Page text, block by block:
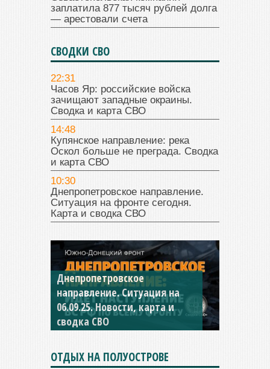
заплатила 877 тысяч рублей долга
— арестовали счета
СВОДКИ СВО
22:31
Часов Яр: российские войска
зачищают западные окраины.
Сводка и карта СВО
14:48
Купянское направление: река
Оскол больше не преграда. Сводка
и карта СВО
10:30
Днепропетровское направление.
Ситуация на фронте сегодня.
Карта и сводка СВО
Днепропетровское
направление. Ситуация на
06.09.25. Новости, карта и
сводка СВО
Константиновское
направление. Ситуация на
04.09.25 Новости, карта и
сводка СВО
ОТДЫХ НА ПОЛУОСТРОВЕ